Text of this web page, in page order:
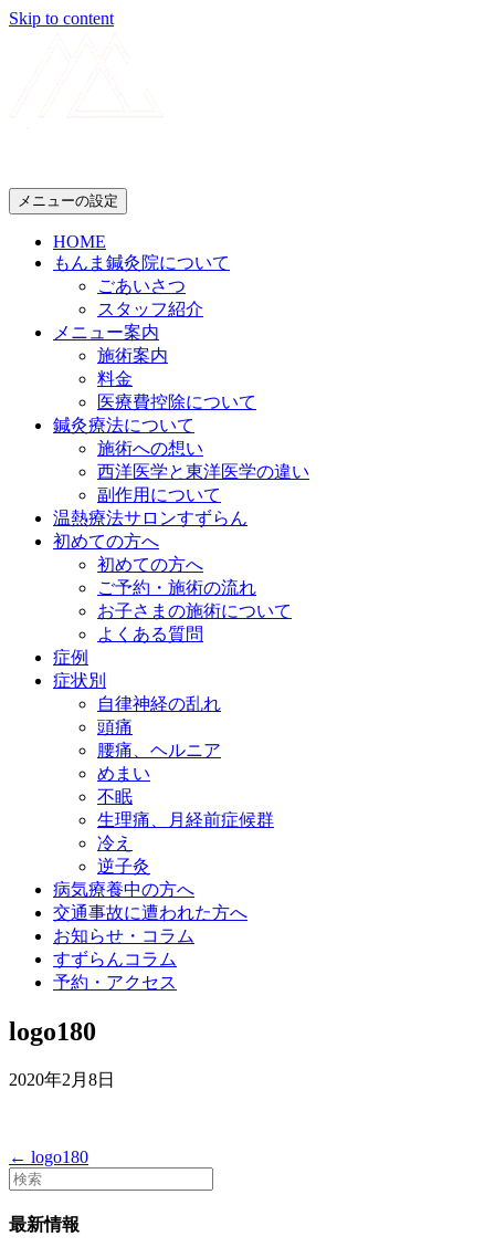
Skip to content
メニューの設定
HOME
もんま鍼灸院について
ごあいさつ
スタッフ紹介
メニュー案内
施術案内
料金
医療費控除について
鍼灸療法について
施術への想い
西洋医学と東洋医学の違い
副作用について
温熱療法サロンすずらん
初めての方へ
初めての方へ
ご予約・施術の流れ
お子さまの施術について
よくある質問
症例
症状別
自律神経の乱れ
頭痛
腰痛、ヘルニア
めまい
不眠
生理痛、月経前症候群
冷え
逆子灸
病気療養中の方へ
交通事故に遭われた方へ
お知らせ・コラム
すずらんコラム
予約・アクセス
logo180
2020年2月8日
← logo180
最新情報